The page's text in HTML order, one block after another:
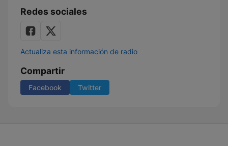
Redes sociales
Actualiza esta información de radio
Compartir
Facebook Twitter